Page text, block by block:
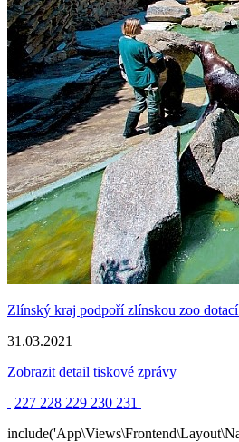
Zlínský kraj podpoří zlínskou zoo
31.03.2021
Zobrazit detail tiskové zprávy
227 228 229 230 231